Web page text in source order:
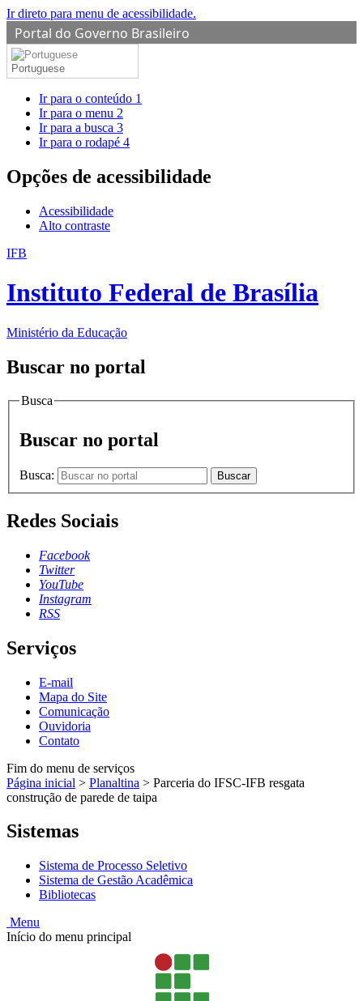
Ir direto para menu de acessibilidade.
Portal do Governo Brasileiro
Portuguese
Ir para o conteúdo 1
Ir para o menu 2
Ir para a busca 3
Ir para o rodapé 4
Opções de acessibilidade
Acessibilidade
Alto contraste
IFB
Instituto Federal de Brasília
Ministério da Educação
Buscar no portal
Busca
Buscar no portal
Busca: Buscar
Redes Sociais
Facebook
Twitter
YouTube
Instagram
RSS
Serviços
E-mail
Mapa do Site
Comunicação
Ouvidoria
Contato
Fim do menu de serviços
Página inicial > Planaltina > Parceria do IFSC-IFB resgata
construção de parede de taipa
Sistemas
Sistema de Processo Seletivo
Sistema de Gestão Acadêmica
Bibliotecas
Menu
Início do menu principal